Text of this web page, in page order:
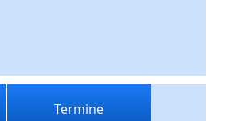
Termine